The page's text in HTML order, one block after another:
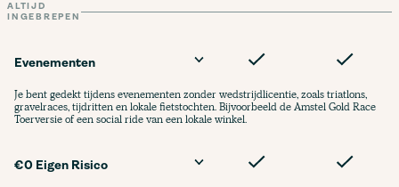
ALTIJD
INGEBREPEN
Evenementen
Je bent gedekt tijdens evenementen zonder wedstrijdlicentie, zoals triatlons,
gravelraces, tijdritten en lokale fietstochten. Bijvoorbeeld de Amstel Gold Race
Toerversie of een social ride van een lokale winkel.
€0 Eigen Risico